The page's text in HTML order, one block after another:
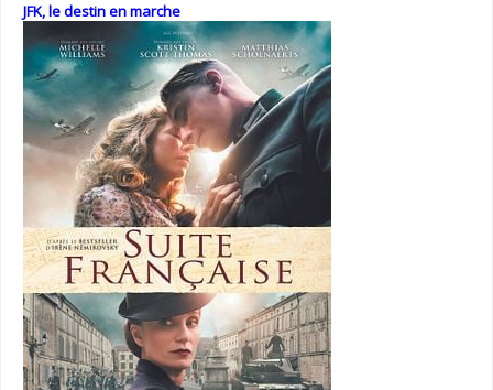
JFK, le destin en marche